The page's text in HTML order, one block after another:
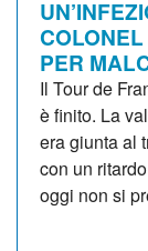
PER
Il Tour de
è finito. La
era giunta al
con un
oggi non si